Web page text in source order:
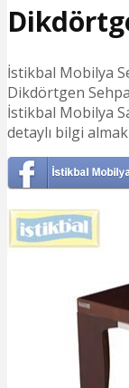
İstikbal Mobilya
Dikdörtgen
İstikbal Mobilya
detaylı bilgi